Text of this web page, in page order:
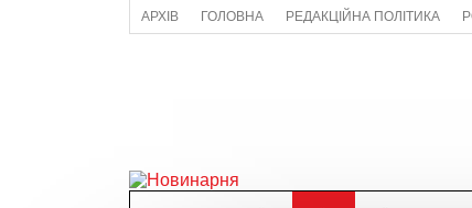
АРХІВ ГОЛОВНА РЕДАКЦІЙНА ПОЛІТИКА